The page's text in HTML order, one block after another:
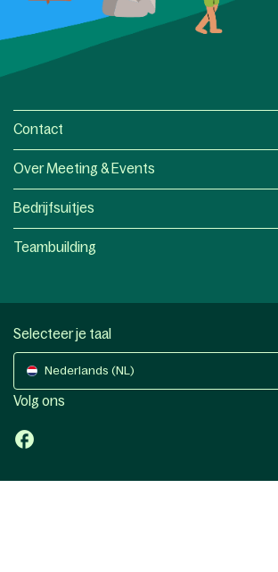
Contact
Over Meeting & Events
Bedrijfsuitjes
Teambuilding
Selecteer je taal
Nederlands (NL)
Volg ons